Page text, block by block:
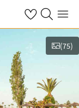
Se dine sparte
Søk påMeny
(75)